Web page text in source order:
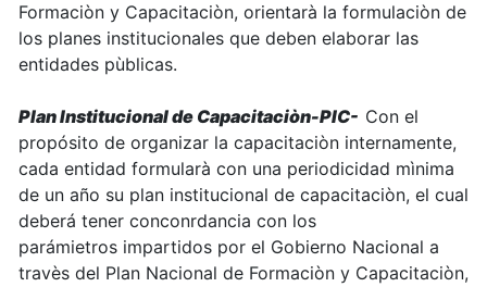
Formaciòn y Capacitaciòn, orientarà la formulaciòn de
los planes institucionales que deben elaborar las
entidades pùblicas.
Plan Institucional de Capacitaciòn-PIC- Con el
propósito de organizar la capacitaciòn internamente,
cada entidad formularà con una periodicidad mìnima
de un año su plan institucional de capacitaciòn, el cual
deberá tener conconrdancia con los
parámietros impartidos por el Gobierno Nacional a
travès del Plan Nacional de Formaciòn y Capacitaciòn,